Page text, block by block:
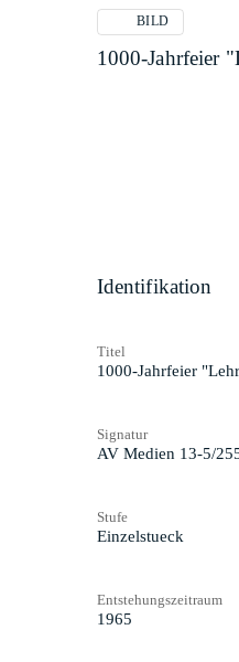
BILD
1000-Jahrfeier
Identifikation
Titel
1000-Jahrfeier
Signatur
AV Medien 13-5/
Stufe
Einzelstueck
Entstehungszeitraum
1965